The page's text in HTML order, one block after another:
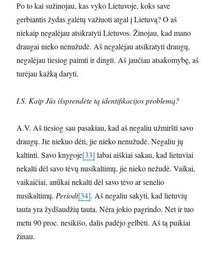
Po to kai sužinojau, kas vyko Lietuvoje, koks save
gerbiantis žydas galėtų važiuoti atgal į Lietuvą? O aš
niekaip negalėjau atsikratyti Lietuvos. Žinojau, kad mano
draugai nieko nenužudė. Aš negalėjau atsikratyti draugų,
negalėjau tiesiog paimti ir dingti. Aš jaučiau atsakomybę, aš
turėjau kažką daryti.
I.S. Kaip Jūs išsprendėte tą identifikacijos problemą?
A.V. Aš tiesiog sau pasakiau, kad aš negaliu užmiršti savo
draugų. Jie niekuo dėti, jie nieko nenužudė. Negaliu jų
kaltinti. Savo knygoje[33] labai aiškiai sakau, kad lietuviai
nekalti dėl savo tėvų nusikaltimų, jie nieko nežudė. Vaikai,
vaikaičiai, anūkai nekalti dėl savo tėvo ar senelio
nusikaltimų.Periodt[34]. Aš negaliu sakyti, kad lietuvių
tauta yra žydšaudžių tauta. Nėra jokio pagrindo. Net ir tuo
metu 90 proc. nesikišo, dalis padėjo gelbėti. Aš tą puikiai
žinau.